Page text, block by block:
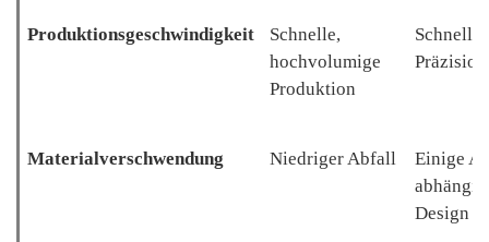
Produktionsgeschwindigkeit
Schnelle,
hochvolumige
Produktion
Schnell,
Materialverschwendung Niedriger Abfall
Einige
Design